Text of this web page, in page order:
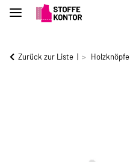
Zurück zur Liste Holzknöpfe